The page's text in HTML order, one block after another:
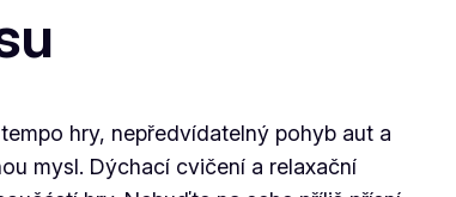
hry, nepředvídatelný pohyb aut a
mysl. Dýchací cvičení a relaxační